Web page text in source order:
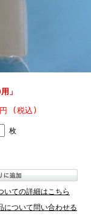
」
(税込)
枚
いての詳細はこちら
について問い合わせる